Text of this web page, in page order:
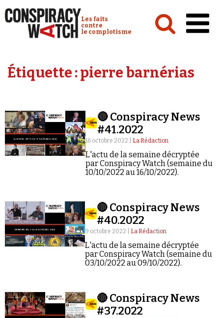
Conspiracy Watch :
Les faits
contre
le complotisme
Analyses
Vidéos
Émissions
Revues de presse
Newsletter
Étiquette :pierre barnérias
🔴 Conspiracy News
#41.2022
16 octobre 2022 | La Rédaction
L'actu de la semaine décryptée
par Conspiracy Watch (semaine du
10/10/2022 au 16/10/2022).
🔴 Conspiracy News
#40.2022
9 octobre 2022 | La Rédaction
L'actu de la semaine décryptée
par Conspiracy Watch (semaine du
03/10/2022 au 09/10/2022).
🔴 Conspiracy News
#37.2022